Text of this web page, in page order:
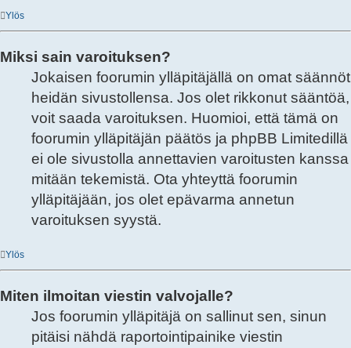
Ylös
Miksi sain varoituksen?
Jokaisen foorumin ylläpitäjällä on omat säännöt
heidän sivustollensa. Jos olet rikkonut sääntöä,
voit saada varoituksen. Huomioi, että tämä on
foorumin ylläpitäjän päätös ja phpBB Limitedillä
ei ole sivustolla annettavien varoitusten kanssa
mitään tekemistä. Ota yhteyttä foorumin
ylläpitäjään, jos olet epävarma annetun
varoituksen syystä.
Ylös
Miten ilmoitan viestin valvojalle?
Jos foorumin ylläpitäjä on sallinut sen, sinun
pitäisi nähdä raportointipainike viestin